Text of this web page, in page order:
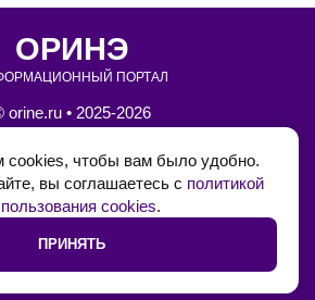
ОРИНЭ
ПОРТАЛ
orine.ru • 2025-2026
cookie
cookies, чтобы вам было удобно.
вы соглашаетесь с политикой
cookies.
ПРИНЯТЬ